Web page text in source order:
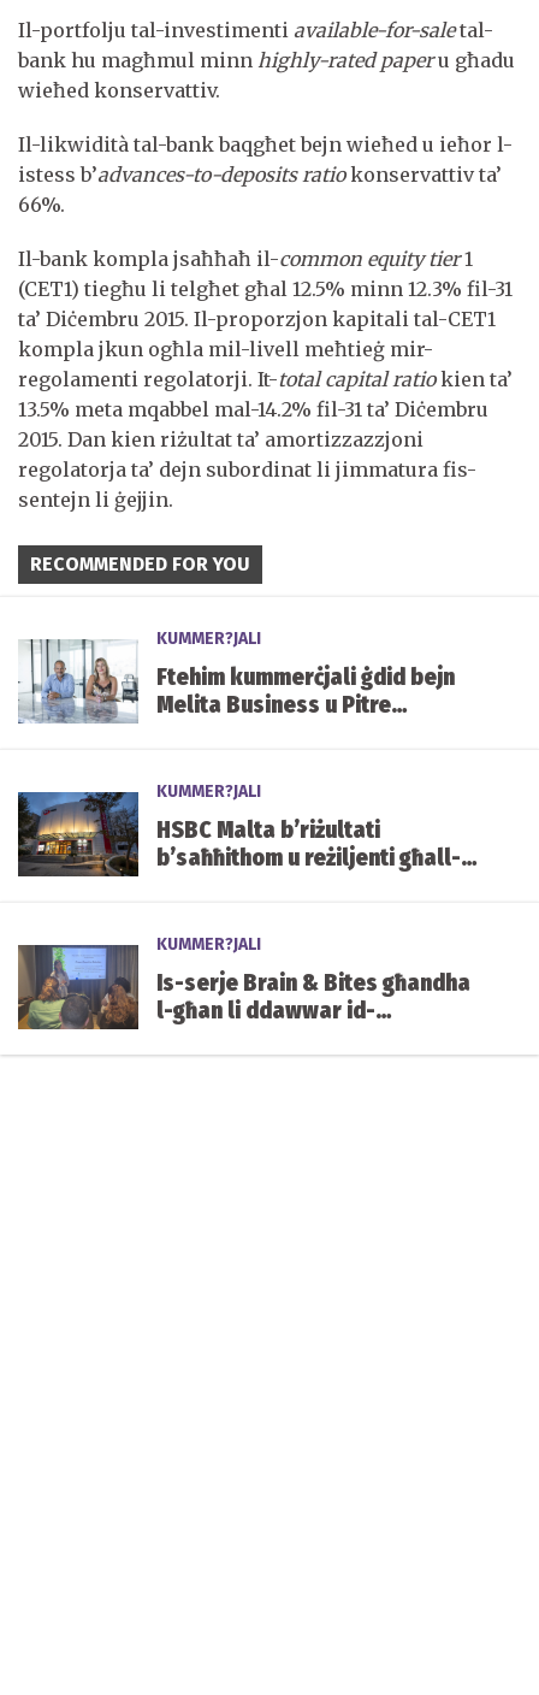
Il-portfolju tal-investimenti available-for-saletal-
bank hu magħmul minn highly-rated paperu għadu
wieħed konservattiv.
Il-likwidità tal-bank baqgħet bejn wieħed u ieħor l-
istess b’advances-to-deposits ratiokonservattiv ta’
66%.
Il-bank kompla jsaħħaħ il-common equity tier1
(CET1) tiegħu li telgħet għal 12.5% minn 12.3% fil-31
ta’ Diċembru 2015. Il-proporzjon kapitali tal-CET1
kompla jkun ogħla mil-livell meħtieġ mir-
regolamenti regolatorji. It-total capital ratiokien ta’
13.5% meta mqabbel mal-14.2% fil-31 ta’ Diċembru
2015. Dan kien riżultat ta’ amortizzazzjoni
regolatorja ta’ dejn subordinat li jimmatura fis-
sentejn li ġejjin.
RECOMMENDED FOR YOU
KUMMER?JALI
Ftehim kummerċjali ġdid bejn
Melita Business u Pitre
KUMMER?JALI
HSBC Malta b’riżultati
b’saħħithom u reżiljenti għall-
KUMMER?JALI
Is-serje Brain & Bites għandha
l-għan li ddawwar id-